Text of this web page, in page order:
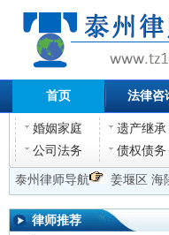
首页 法律咨
婚姻家庭 遗产继承
公司法务
债权债务
泰州律师导航 姜堰区 海
律师推荐